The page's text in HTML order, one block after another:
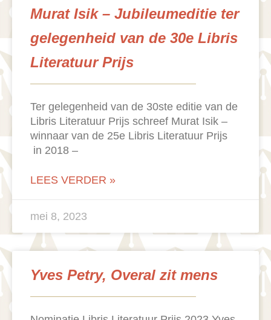
Murat Isik – Jubileumeditie ter
gelegenheid van de 30e Libris
Literatuur Prijs
Ter gelegenheid van de 30ste editie van de
Libris Literatuur Prijs schreef Murat Isik –
winnaar van de 25e Libris Literatuur Prijs
in 2018 –
LEES VERDER »
mei 8, 2023
Yves Petry, Overal zit mens